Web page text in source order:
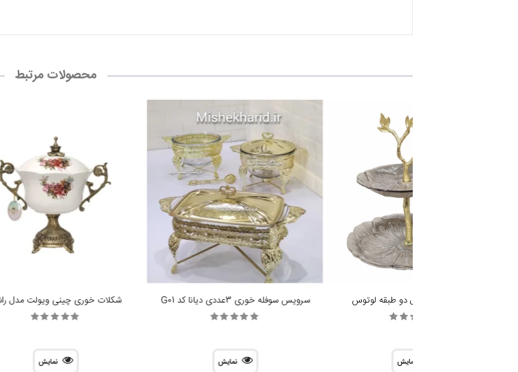
محصولات مرتبط
شیرینی خوری مدل دو طبقه لوتوس
نمایش
سرویس سوفله خوری 3عددی دیانا کد G01
نمایش
شکلات خوری چینی ویولت مدل
نمایش